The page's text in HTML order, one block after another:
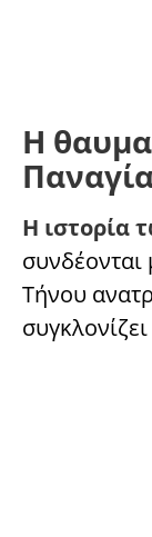
Η
Η ιστορία
συνδέονται
Τήνου